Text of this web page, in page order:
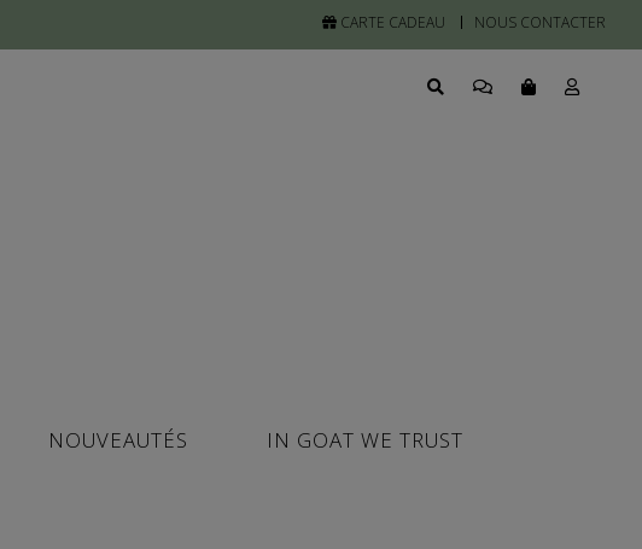
CARTE CADEAU NOUS CONTACTER
NOUVEAUTÉS
IN GOAT WE TRUST